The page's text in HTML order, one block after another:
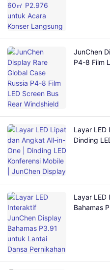
JunChen
P4-8 Film
Layar LED
Dinding
Layar LED
Bahamas